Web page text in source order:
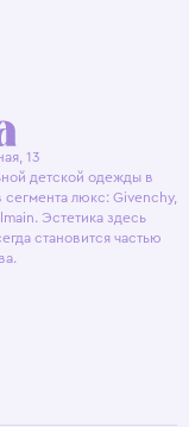
13
детской одежды в
люкс: Givenchy,
Эстетика здесь
становится частью